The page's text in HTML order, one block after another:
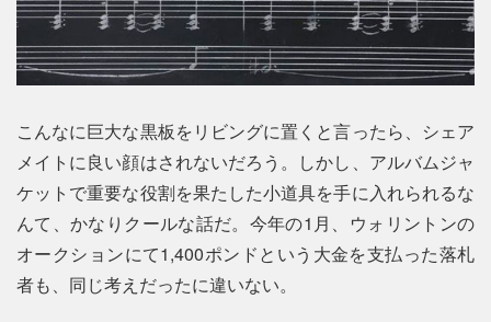
こんなに巨大な黒板をリビングに置くと言ったら、シェア
メイトに良い顔はされないだろう。しかし、アルバムジャ
ケットで重要な役割を果たした小道具を手に入れられるな
んて、かなりクールな話だ。今年の1月、ウォリントンの
オークションにて1,400ポンドという大金を支払った落札
者も、同じ考えだったに違いない。